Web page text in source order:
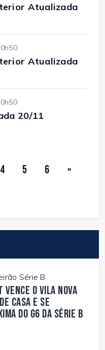
Atualizada
Atualizada
20/11
4 5 6 »
Série B
vence o Vila Nova
casa e se
do G6 da Série B